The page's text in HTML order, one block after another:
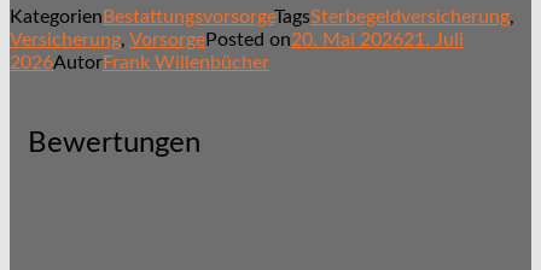
KategorienBestattungsvorsorgeTagsSterbegeldversicherung,
Versicherung, VorsorgePosted on20. Mai 202621. Juli
2026AutorFrank Willenbücher
Bewertungen